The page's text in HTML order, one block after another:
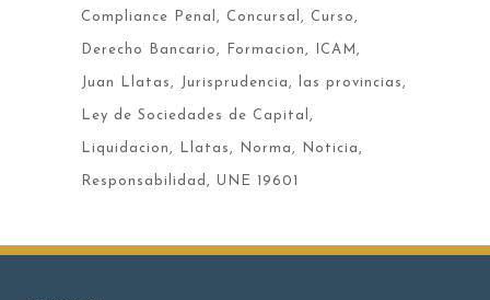
Compliance Penal Concursal Curso
Derecho Bancario Formacion ICAM
Juan Llatas Jurisprudencia las provincias
Ley de Sociedades de Capital
Liquidacion Llatas Norma Noticia
Responsabilidad UNE 19601